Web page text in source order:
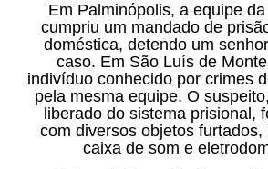
Em Palminópolis, a equipe
cumpriu um mandado de
doméstica, detendo um
caso. Em São Luís de
indivíduo conhecido por crimes
pela mesma equipe. O
liberado do sistema prisional,
com diversos objetos furtados,
caixa de som e